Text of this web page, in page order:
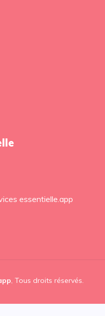
essentielle.app
, Tous droits réservés.